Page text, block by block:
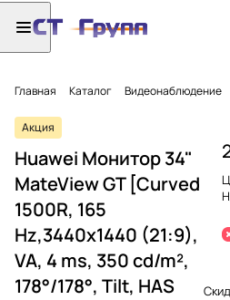
Главная Каталог Видеонаблюдение
Акция
Huawei Монитор 34"
MateView GT [Curved
1500R, 165
Hz,3440x1440 (21:9),
VA, 4 ms, 350 cd/m²,
178°/178°, Tilt, HAS